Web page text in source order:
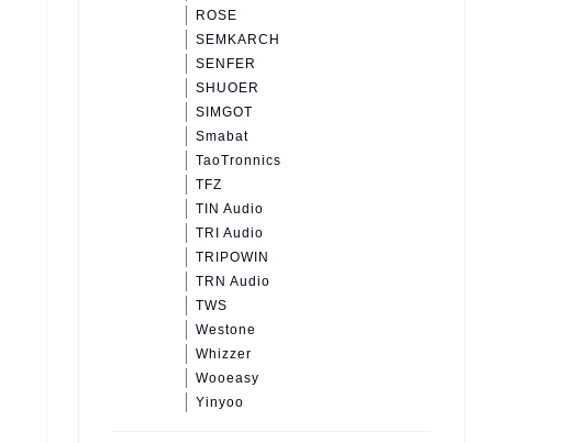
ROSE
SEMKARCH
SENFER
SHUOER
SIMGOT
Smabat
TaoTronnics
TFZ
TIN Audio
TRI Audio
TRIPOWIN
TRN Audio
TWS
Westone
Whizzer
Wooeasy
Yinyoo